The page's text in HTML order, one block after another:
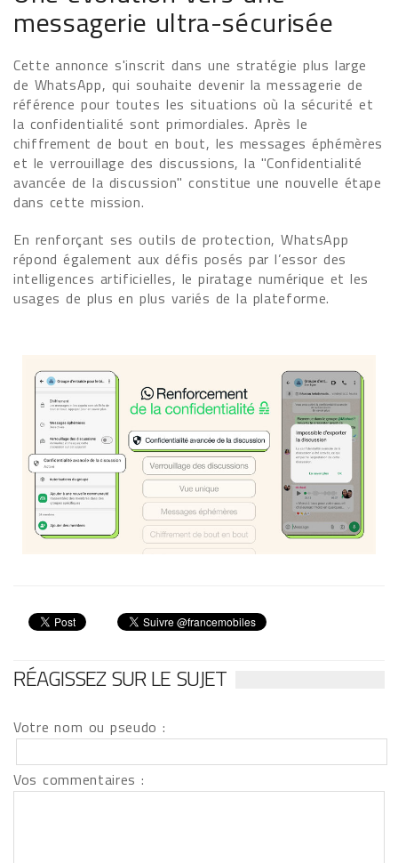
messagerie ultra-sécurisée
Cette annonce s'inscrit dans une stratégie plus large
de WhatsApp, qui souhaite devenir la messagerie de
référence pour toutes les situations où la sécurité et
la confidentialité sont primordiales. Après le
chiffrement de bout en bout, les messages éphémères
et le verrouillage des discussions, la "Confidentialité
avancée de la discussion" constitue une nouvelle étape
dans cette mission.
En renforçant ses outils de protection, WhatsApp
répond également aux défis posés par l’essor des
intelligences artificielles, le piratage numérique et les
usages de plus en plus variés de la plateforme.
RÉAGISSEZ SUR LE SUJET
Votre nom ou pseudo :
Vos commentaires :